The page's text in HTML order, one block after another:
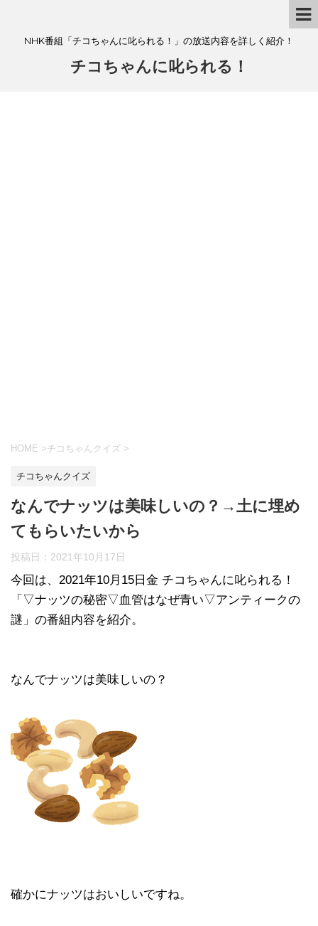
NHK番組「チコちゃんに叱られる！」の放送内容を詳しく紹介！
チコちゃんに叱られる！
HOME >チコちゃんクイズ >
チコちゃんクイズ
なんでナッツは美味しいの？→土に埋め
てもらいたいから
投稿日： 2021年10月17日
今回は、2021年10月15日金 チコちゃんに叱られる！
「▽ナッツの秘密▽血管はなぜ青い▽アンティークの
謎」の番組内容を紹介。
なんでナッツは美味しいの？
確かにナッツはおいしいですね。